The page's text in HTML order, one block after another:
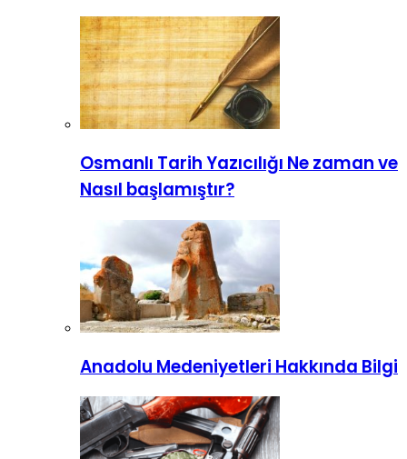
Osmanlı Tarih Yazıcılığı Ne zaman ve
Nasıl başlamıştır?
Anadolu Medeniyetleri Hakkında Bilgi